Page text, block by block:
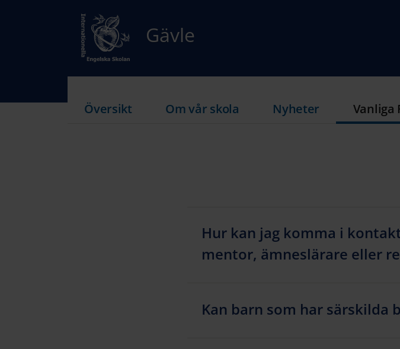
Gävle
Översikt Om vår skola Nyheter Vanliga
Hur kan jag komma i
mentor, ämneslärare eller
Kan barn som har särskilda